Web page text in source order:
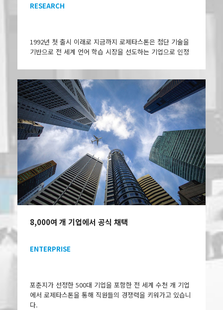
RESEARCH
1992년 첫 출시 이래로 지금까지 로제타스톤은 첨단 기술을
기반으로 전 세계 언어 학습 시장을 선도하는 기업으로 인정
8,000여 개 기업에서 공식 채택
ENTERPRISE
포춘지가 선정한 500대 기업을 포함한 전 세계 수천 개 기업
에서 로제타스톤을 통해 직원들의 경쟁력을 키워가고 있습니
다.